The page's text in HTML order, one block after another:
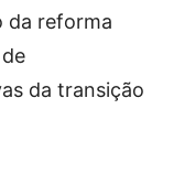
da reforma
da transição